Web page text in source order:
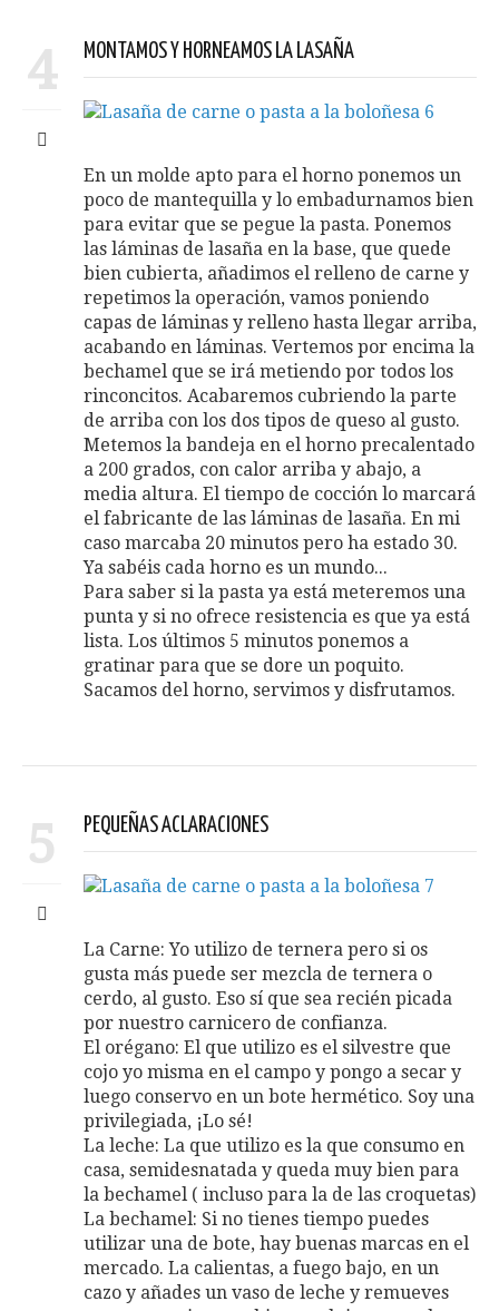
4 MONTAMOS Y HORNEAMOS LA LASAÑA
En un molde apto para el horno ponemos un
poco de mantequilla y lo embadurnamos bien
para evitar que se pegue la pasta. Ponemos
las láminas de lasaña en la base, que quede
bien cubierta, añadimos el relleno de carne y
repetimos la operación, vamos poniendo
capas de láminas y relleno hasta llegar arriba,
acabando en láminas. Vertemos por encima la
bechamel que se irá metiendo por todos los
rinconcitos. Acabaremos cubriendo la parte
de arriba con los dos tipos de queso al gusto.
Metemos la bandeja en el horno precalentado
a 200 grados, con calor arriba y abajo, a
media altura. El tiempo de cocción lo marcará
el fabricante de las láminas de lasaña. En mi
caso marcaba 20 minutos pero ha estado 30.
Ya sabéis cada horno es un mundo...
Para saber si la pasta ya está meteremos una
punta y si no ofrece resistencia es que ya está
lista. Los últimos 5 minutos ponemos a
gratinar para que se dore un poquito.
Sacamos del horno, servimos y disfrutamos.
5 PEQUEÑAS ACLARACIONES
La Carne: Yo utilizo de ternera pero si os
gusta más puede ser mezcla de ternera o
cerdo, al gusto. Eso sí que sea recién picada
por nuestro carnicero de confianza.
El orégano: El que utilizo es el silvestre que
cojo yo misma en el campo y pongo a secar y
luego conservo en un bote hermético. Soy una
privilegiada, ¡Lo sé!
La leche: La que utilizo es la que consumo en
casa, semidesnatada y queda muy bien para
la bechamel ( incluso para la de las croquetas)
La bechamel: Si no tienes tiempo puedes
utilizar una de bote, hay buenas marcas en el
mercado. La calientas, a fuego bajo, en un
cazo y añades un vaso de leche y remueves